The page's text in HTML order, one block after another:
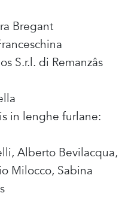
Bregant
S.r.l. di Remanzâs
in lenghe furlane:
Alberto Bevilacqua,
Milocco, Sabina